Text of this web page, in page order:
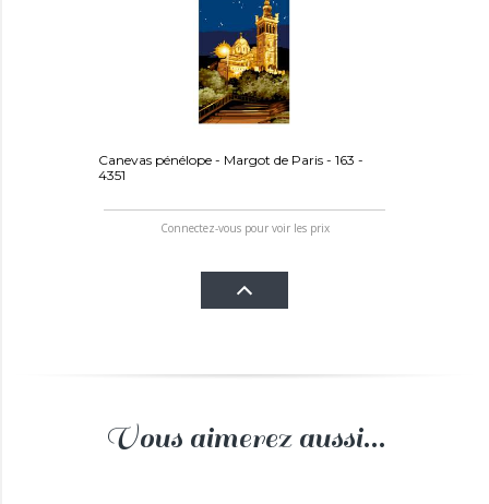
Canevas pénélope - Margot de Paris - 163 -
4351
Connectez-vous pour voir les prix
Vous aimerez aussi...